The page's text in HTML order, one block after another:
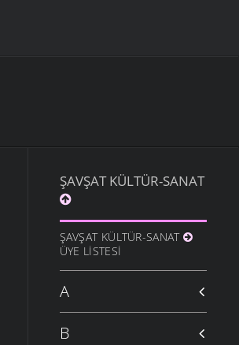
ŞAVŞAT KÜLTÜR-SANAT
ŞAVŞAT KÜLTÜR-SANAT
ÜYE LISTESI
A
B